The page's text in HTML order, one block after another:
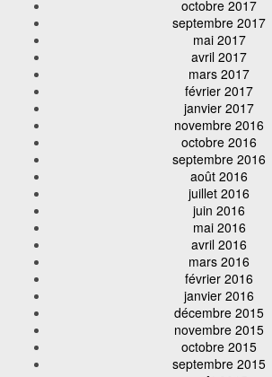
octobre 2017
septembre 2017
mai 2017
avril 2017
mars 2017
février 2017
janvier 2017
novembre 2016
octobre 2016
septembre 2016
août 2016
juillet 2016
juin 2016
mai 2016
avril 2016
mars 2016
février 2016
janvier 2016
décembre 2015
novembre 2015
octobre 2015
septembre 2015